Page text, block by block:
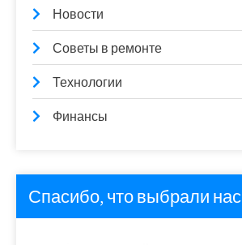
Новости
Советы в ремонте
Технологии
Финансы
Спасибо, что выбрали нас